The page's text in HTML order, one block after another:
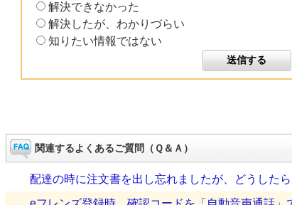
解決できなかった
解決したが、わかりづらい
知りたい情報ではない
関連するよくあるご質問（Ｑ＆Ａ）
配達の時に注文書を出し忘れましたが、どうした